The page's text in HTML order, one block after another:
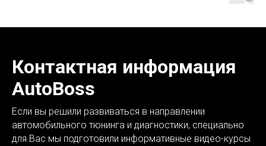
Контактная информация
AutoBoss
Если вы решили развиваться в направлении
автомобильного тюнинга и диагностики, специально
для Вас мы подготовили информативные видео-курсы